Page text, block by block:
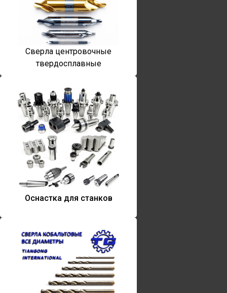
Сверла центровочные
твердосплавные
Оснастка для станков